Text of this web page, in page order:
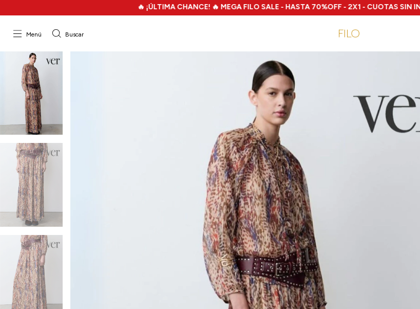
🔥 ¡ÚLTIMA CHANCE! 🔥 MEGA FILO SALE - HASTA 70%OFF - 2X1 - CUOTAS SIN INTERÉS 🔥
Menú Buscar